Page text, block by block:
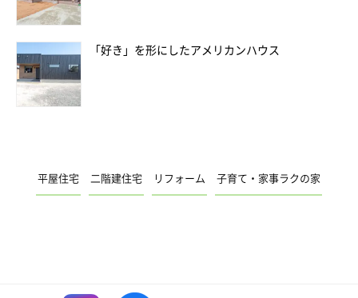
「好き」を形にしたアメリカンハウス
平屋住宅 二階建住宅 リフォーム 子育て・家事ラクの家